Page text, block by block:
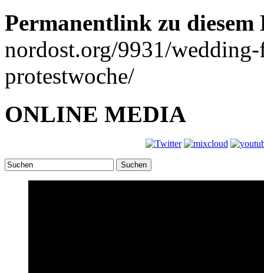
Permanentlink zu
nordost.org/9931/
protestwoche/
ONLINE MEDIA
Suchen